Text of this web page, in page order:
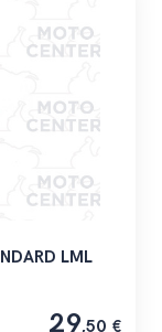
LML
29,50 €